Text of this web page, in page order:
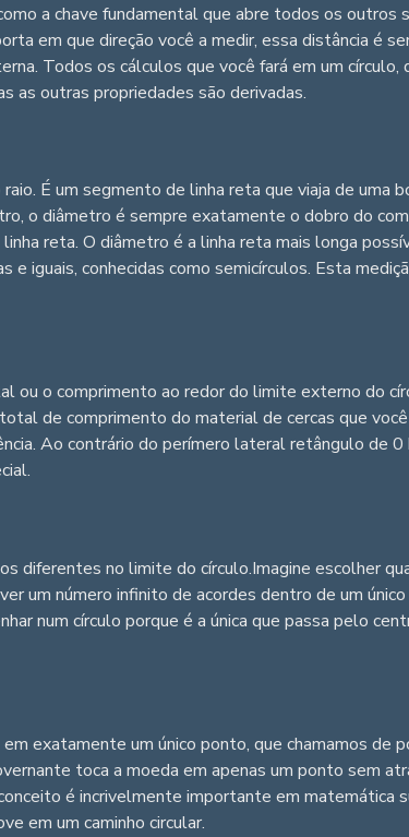
a chave fundamental que abre todos os outros
em que direção você a medir, essa distância é
Todos os cálculos que você fará em um círculo,
as outras propriedades são derivadas.
É um segmento de linha reta que viaja de uma
o diâmetro é sempre exatamente o dobro do
reta. O diâmetro é a linha reta mais longa
iguais, conhecidas como semicírculos. Esta
ou o comprimento ao redor do limite externo do
de comprimento do material de cercas que
Ao contrário do perímero lateral retângulo de
diferentes no limite do círculo.Imagine escolher
um número infinito de acordes dentro de um
num círculo porque é a única que passa pelo
exatamente um único ponto, que chamamos de
toca a moeda em apenas um ponto sem
é incrivelmente importante em matemática
em um caminho circular.